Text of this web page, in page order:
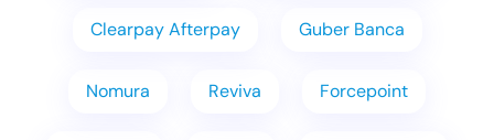
Clearpay Afterpay Guber Banca
Nomura Reviva Forcepoint